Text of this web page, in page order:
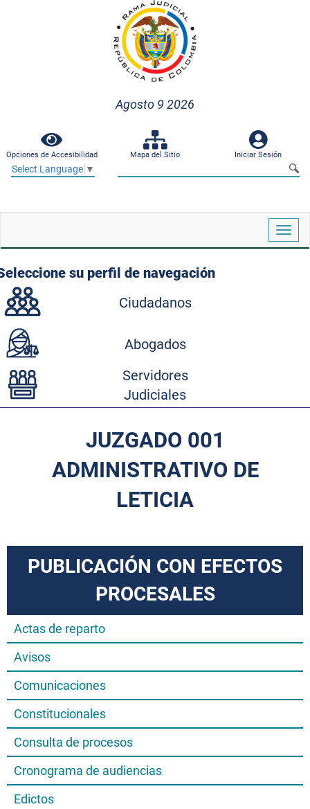
Agosto 9 2026
Opciones de Accesibilidad Mapa del Sitio Iniciar Sesión
Select Language ▼
su perfil de navegación
Ciudadanos
Abogados
Servidores
Judiciales
JUZGADO 001
ADMINISTRATIVO DE
LETICIA
PUBLICACIÓN CON EFECTOS
PROCESALES
Actas de reparto
Avisos
Comunicaciones
Constitucionales
Consulta de procesos
Cronograma de audiencias
Edictos